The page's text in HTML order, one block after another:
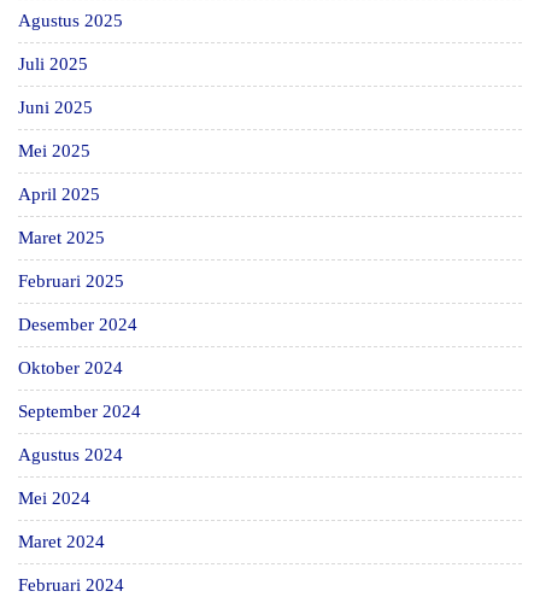
Agustus 2025
Juli 2025
Juni 2025
Mei 2025
April 2025
Maret 2025
Februari 2025
Desember 2024
Oktober 2024
September 2024
Agustus 2024
Mei 2024
Maret 2024
Februari 2024